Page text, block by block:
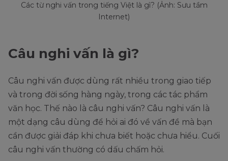
Các từ nghi vấn trong tiếng Việt là gì? (Ảnh: Sưu tầm
Internet)
Câu nghi vấn là gì?
Câu nghi vấn được dùng rất nhiều trong giao tiếp
và trong đời sống hàng ngày, trong các tác phẩm
văn học. Thế nào là câu nghi vấn? Câu nghi vấn là
một dạng câu dùng để hỏi ai đó về vấn đề mà bạn
cần được giải đáp khi chưa biết hoặc chưa hiểu. Cuối
câu nghi vấn thường có dấu chấm hỏi.